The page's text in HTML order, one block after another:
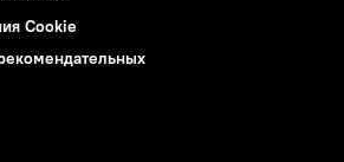
Cookie